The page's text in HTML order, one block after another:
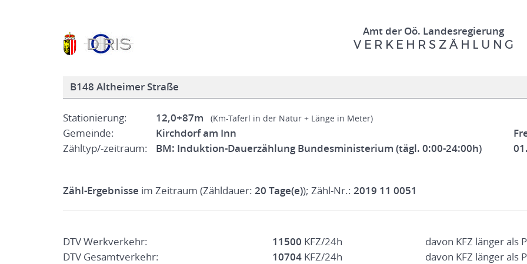
Amt der Oö. Landesregierung
V E R K E H R S Z Ä H L U N G
B148 Altheimer Straße
Stationierung: 12,0+87m (Km-Taferl in der Natur + Länge in Meter)
Gemeinde: Kirchdorf am Inn
Zähltyp/-zeitraum:
BM: Induktion-Dauerzählung Bundesministerium (tägl. 0:00-24:00h)
Zähl-Ergebnisse im Zeitraum (Zähldauer: 20 Tage(e)); Zähl-Nr.: 2019 11 0051
DTV Werkverkehr: 11500 KFZ/24h davon KFZ länger als
DTV Gesamtverkehr:
10704 KFZ/24h davon KFZ länger als